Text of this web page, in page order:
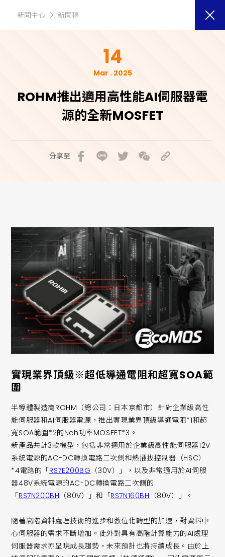
新聞中心 新聞稿
14
Mar . 2025
ROHM推出適用高性能AI伺服器電
源的全新MOSFET
分享至
實現業界頂級※超低導通電阻和超寬SOA範
圍
半導體製造商ROHM（總公司：日本京都市）針對企業級高性
能伺服器和AI伺服器電源，推出實現業界頂級導通電阻*1和超
寬SOA範圍*2的Nch功率MOSFET*3。
新產品共計3款機型，包括非常適用於企業級高性能伺服器12V
系統電源的AC-DC轉換電路二次側和熱插拔控制器（HSC）
*4電路的「RS7E200BG （30V）」，以及非常適用於AI伺服
器48V系統電源的AC-DC轉換電路二次側的
「RS7N200BH （80V）」和「RS7N160BH （80V）」。
隨著高階資料處理技術的進步和數位化轉型的加速，對資料中
心伺服器的需求不斷增加。此外對具有高階計算能力的AI處理
伺服器需求亦呈現成長趨勢，未來預計也將持續成長。由於上